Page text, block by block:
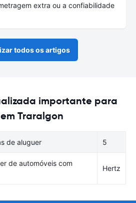
extra ou a confiabilidade
todos os artigos
importante para
Traralgon
de aluguer 5
de automóveis com
Hertz